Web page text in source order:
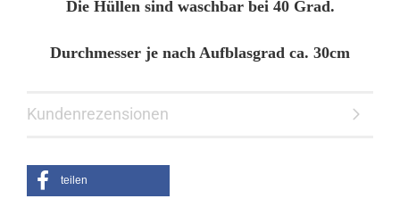
Die Hüllen sind waschbar bei 40 Grad.
Durchmesser je nach Aufblasgrad ca. 30cm
Kundenrezensionen
teilen